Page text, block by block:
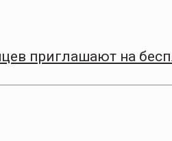
приглашают на